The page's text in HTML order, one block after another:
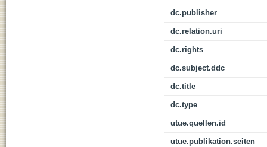
dc.publisher
dc.relation.uri
dc.rights
dc.subject.ddc
dc.title
dc.type
utue.quellen.id
utue.publikation.seiten